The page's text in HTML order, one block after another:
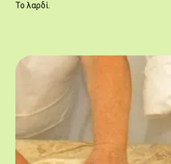
Το λαρδί.